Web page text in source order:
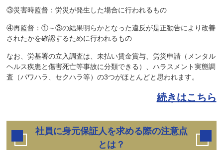
③災害時監督：労災が発生した場合に行われるもの
④再監督：①～③の結果明らかとなった違反が是正勧告により改善
されたかを確認するために行われるもの
なお、労基署の立入調査は、未払い賃金賞与、労災申請（メンタル
ヘルス疾患と傷害死亡等事故に分類できる）、ハラスメント実態調
査（パワハラ、セクハラ等）の3つがほとんどと思われます。
続きはこちら
社員に身元保証人を求める際の注意点
とは？